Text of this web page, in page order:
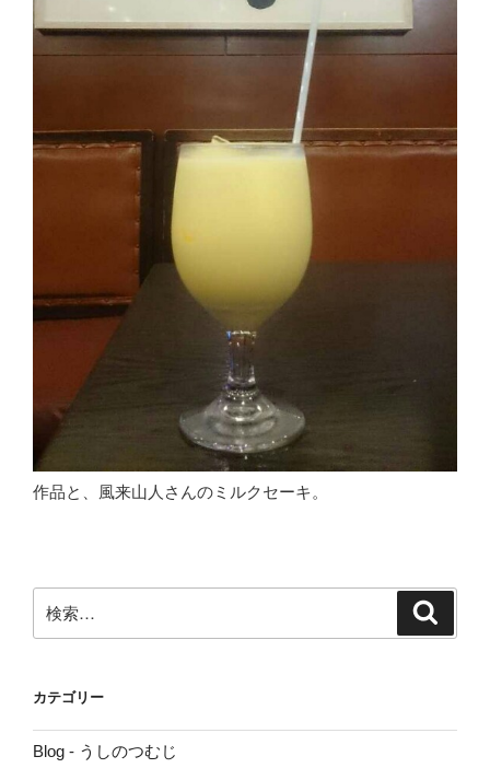
作品と、風来山人さんのミルクセーキ。
索:
カテゴリー
Blog - うしのつむじ